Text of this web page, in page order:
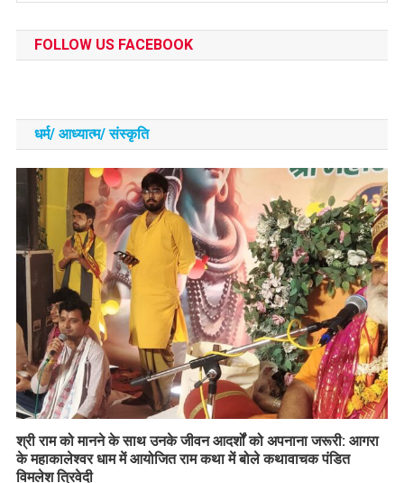
FOLLOW US FACEBOOK
धर्म/ आध्‍यात्‍म/ संस्‍कृति
​श्री राम को मानने के साथ उनके जीवन आदर्शों को अपनाना जरूरी: आगरा
के महाकालेश्वर धाम में आयोजित राम कथा में बोले कथावाचक पंडित
विमलेश त्रिवेदी